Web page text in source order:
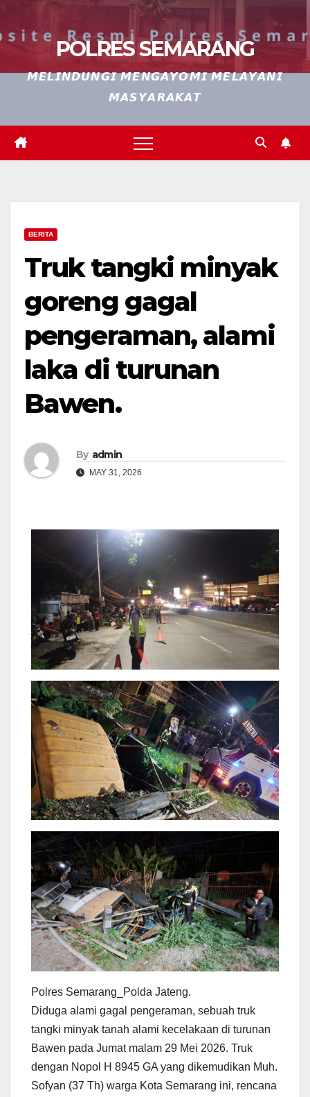
POLRES SEMARANG
𝙈𝙀𝙇𝙄𝙉𝘿𝙐𝙉𝙂𝙄 𝙈𝙀𝙉𝙂𝘼𝙔𝙊𝙈𝙄 𝙈𝙀𝙇𝘼𝙔𝘼𝙉𝙄
𝙈𝘼𝙎𝙔𝘼𝙍𝘼𝙆𝘼𝙏
BERITA
Truk tangki minyak
goreng gagal
pengeraman, alami
laka di turunan
Bawen.
By admin
MAY 31, 2026
Polres Semarang_Polda Jateng.
Diduga alami gagal pengeraman, sebuah truk
tangki minyak tanah alami kecelakaan di turunan
Bawen pada Jumat malam 29 Mei 2026. Truk
dengan Nopol H 8945 GA yang dikemudikan Muh.
Sofyan (37 Th) warga Kota Semarang ini, rencana